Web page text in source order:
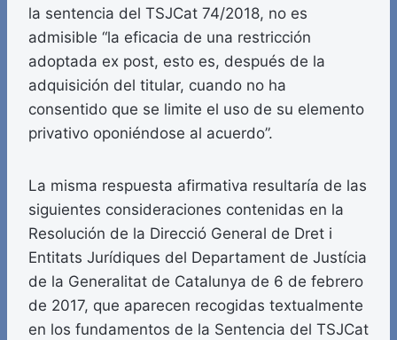
la sentencia del TSJCat 74/2018, no es
admisible “la eficacia de una restricción
adoptada ex post, esto es, después de la
adquisición del titular, cuando no ha
consentido que se limite el uso de su elemento
privativo oponiéndose al acuerdo”.
La misma respuesta afirmativa resultaría de las
siguientes consideraciones contenidas en la
Resolución de la Direcció General de Dret i
Entitats Jurídiques del Departament de Justícia
de la Generalitat de Catalunya de 6 de febrero
de 2017, que aparecen recogidas textualmente
en los fundamentos de la Sentencia del TSJCat